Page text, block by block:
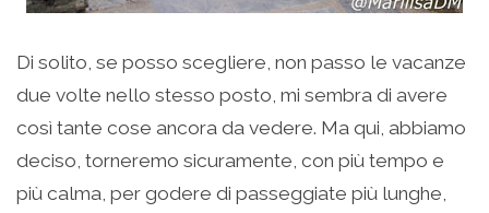
Di solito, se posso scegliere, non passo le vacanze
due volte nello stesso posto, mi sembra di avere
così tante cose ancora da vedere. Ma qui, abbiamo
deciso, torneremo sicuramente, con più tempo e
più calma, per godere di passeggiate più lunghe,